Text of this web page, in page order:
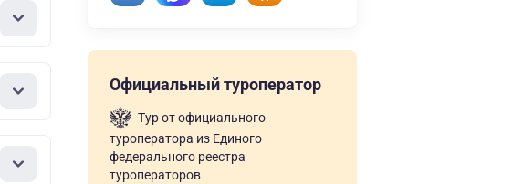
Официальный туроператор
Тур от официального
туроператора из Единого
федерального реестра
туроператоров